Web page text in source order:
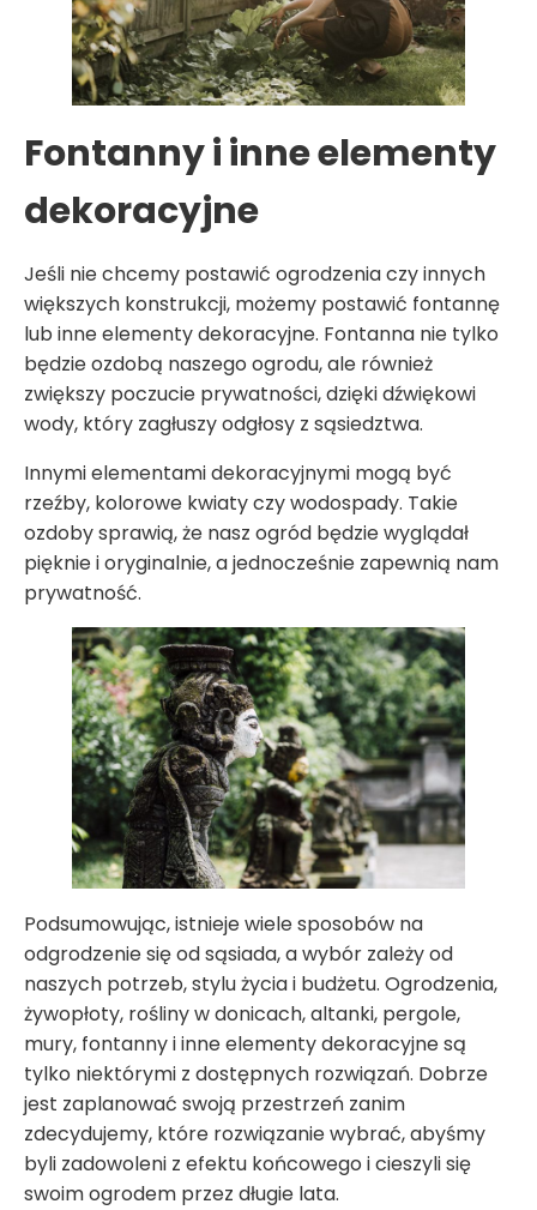
Fontanny i inne elementy
dekoracyjne
Jeśli nie chcemy postawić ogrodzenia czy innych
większych konstrukcji, możemy postawić fontannę
lub inne elementy dekoracyjne. Fontanna nie tylko
będzie ozdobą naszego ogrodu, ale również
zwiększy poczucie prywatności, dzięki dźwiękowi
wody, który zagłuszy odgłosy z sąsiedztwa.
Innymi elementami dekoracyjnymi mogą być
rzeźby, kolorowe kwiaty czy wodospady. Takie
ozdoby sprawią, że nasz ogród będzie wyglądał
pięknie i oryginalnie, a jednocześnie zapewnią nam
prywatność.
Podsumowując, istnieje wiele sposobów na
odgrodzenie się od sąsiada, a wybór zależy od
naszych potrzeb, stylu życia i budżetu. Ogrodzenia,
żywopłoty, rośliny w donicach, altanki, pergole,
mury, fontanny i inne elementy dekoracyjne są
tylko niektórymi z dostępnych rozwiązań. Dobrze
jest zaplanować swoją przestrzeń zanim
zdecydujemy, które rozwiązanie wybrać, abyśmy
byli zadowoleni z efektu końcowego i cieszyli się
swoim ogrodem przez długie lata.